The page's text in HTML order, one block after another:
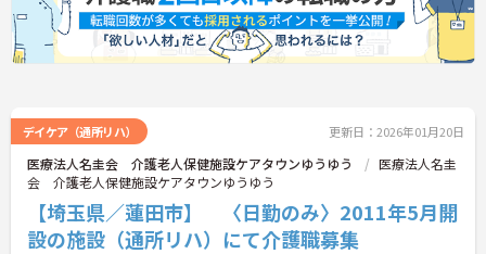
デイケア（通所リハ） 更新日：2026年01月20日
医療法人名圭会 介護老人保健施設ケアタウンゆうゆう
医療法人名圭
会 介護老人保健施設ケアタウンゆうゆう
【埼玉県／蓮田市】 〈日勤のみ〉2011年5月開
設の施設（通所リハ）にて介護職募集